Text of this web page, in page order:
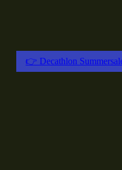
👉 Decathlon